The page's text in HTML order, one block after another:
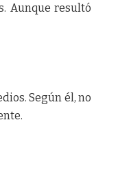
Aunque resultó
Según él, no